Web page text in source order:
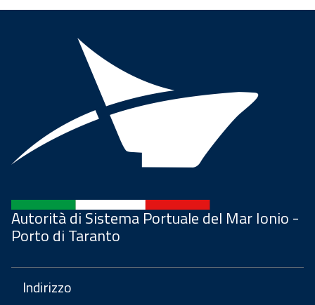
Autorità di Sistema Portuale del Mar Ionio -
Porto di Taranto
Indirizzo